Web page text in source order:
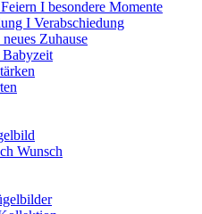
I besondere Momente
I Verabschiedung
Zuhause
Wunsch